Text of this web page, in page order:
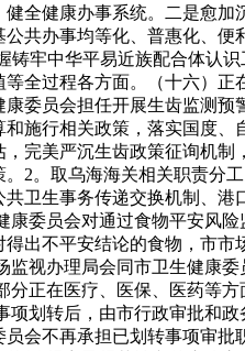
全健康办事系统。二是愈
共办事均等化、普惠化、
铸牢中华平易近族配合体认
全过程各方面。（十六）
委员会担任开展生齿监测
施行相关政策，落实国度
完美严沉生齿政策征询机
2。取乌海海关相关职责分
卫生事务传递交换机制、
委员会对通过食物平安风
出不平安结论的食物，市
视办理局会同市卫生健康
正在医疗、医保、医药等
划转后，由市行政审批和
会不再承担已划转事项审